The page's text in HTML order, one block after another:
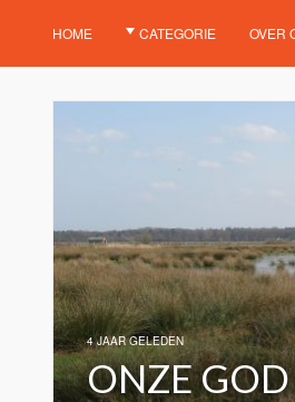
HOME CATEGORIE OVER
4 JAAR GELEDEN
ONZE